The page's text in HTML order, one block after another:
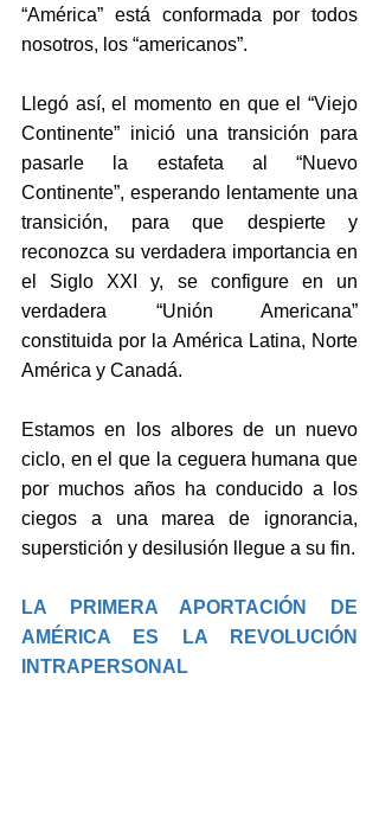
“América” está conformada por todos
nosotros, los “americanos”.
Llegó así, el momento en que el “Viejo
Continente” inició una transición para
pasarle la estafeta al “Nuevo
Continente”, esperando lentamente una
transición, para que despierte y
reconozca su verdadera importancia en
el Siglo XXI y, se configure en un
verdadera “Unión Americana”
constituida por la América Latina, Norte
América y Canadá.
Estamos en los albores de un nuevo
ciclo, en el que la ceguera humana que
por muchos años ha conducido a los
ciegos a una marea de ignorancia,
superstición y desilusión llegue a su fin.
LA PRIMERA APORTACIÓN DE
AMÉRICA ES LA REVOLUCIÓN
INTRAPERSONAL